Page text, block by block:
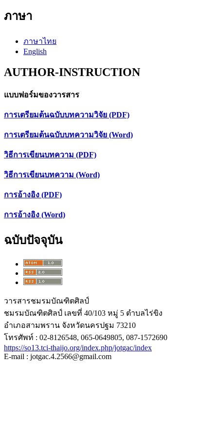
ภาษา
ภาษาไทย
English
AUTHOR-INSTRUCTION
แบบฟอร์มของวารสาร
การเตรียมต้นฉบับบทความวิจัย (PDF)
การเตรียมต้นฉบับบทความวิจัย (Word)
วิธีการเขียนบทความ (PDF)
วิธีการเขียนบทความ (Word)
การอ้างอิง (PDF)
การอ้างอิง (Word)
ฉบับปัจจุบัน
วารสารชมรมบัณฑิตศิลป์
ชมรมบัณฑิตศิลป์ เลขที่ 40/103 หมู่ 5 ตำบลไร่ขิง
อำเภอสามพราน จังหวัดนครปฐม 73210
โทรศัพท์ : 02-8126548, 065-0649805, 087-1572690
https://so13.tci-thaijo.org/index.php/jotgac/index
E-mail : jotgac.4.2566@gmail.com